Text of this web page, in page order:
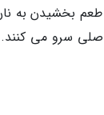
طعم بخشیدن به
سرو می کنند.